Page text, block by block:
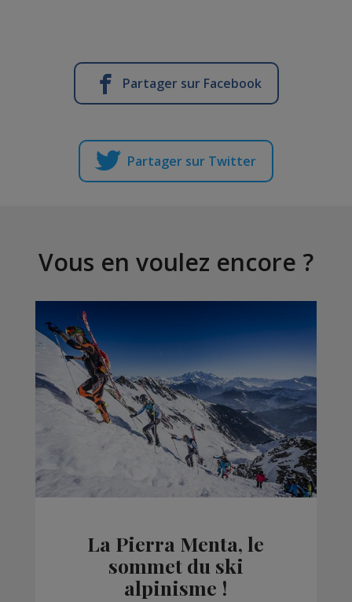
Partager sur Facebook
Partager sur Twitter
Vous en voulez encore ?
La Pierra Menta, le
sommet du ski
alpinisme !